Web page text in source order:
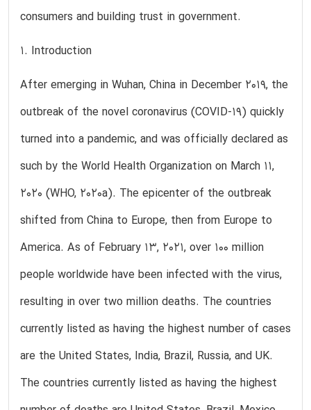
consumers and building trust in government.
1. Introduction
After emerging in Wuhan, China in December 2019, the
outbreak of the novel coronavirus (COVID-19) quickly
turned into a pandemic, and was officially declared as
such by the World Health Organization on March 11,
2020 (WHO, 2020a). The epicenter of the outbreak
shifted from China to Europe, then from Europe to
America. As of February 13, 2021, over 100 million
people worldwide have been infected with the virus,
resulting in over two million deaths. The countries
currently listed as having the highest number of cases
are the United States, India, Brazil, Russia, and UK.
The countries currently listed as having the highest